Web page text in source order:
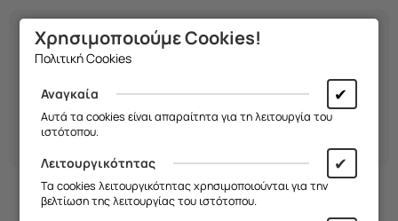
Βρεςtempered glassκαι αξιόπισταscreen protectors
για τοSamsung Galaxy S25 Ultra 5G
coverage
anti-blue
light, ιδανικά σε συνδυασμό με τιςθήκες του μοντέλου
για ολοκληρωμένη προστασία.
Χρησιμοποιούμε Cookies!
Πολιτική Cookies
Αναγκαία ✔
Αυτά τα cookies είναι απαραίτητα για τη λειτουργία του
ιστότοπου.
Λειτουργικότητας ✔
Τα cookies λειτουργικότητας χρησιμοποιούνται για την
βελτίωση της λειτουργίας του ιστότοπου.